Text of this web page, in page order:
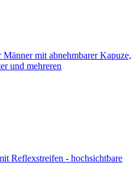
mit abnehmbarer Kapuze,
und mehreren